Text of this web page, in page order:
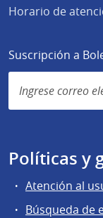
Horario de
Suscripción a
Simplenews
subscription
Políticas y
Atención al
Búsqueda de